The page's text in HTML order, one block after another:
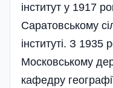
інститут у 1917
Саратовському
інституті. З 1935
Московському
кафедру